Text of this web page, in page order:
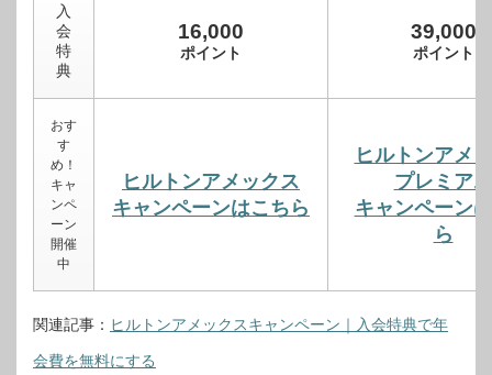
入
会
特
典
16,000
ポイント
39,000
ポイント
おす
す
め！
キャ
ンペ
ーン
開催
中
ヒルトンアメックス
キャンペーンはこちら
ヒルトンアメ
プレミアム
キャンペーン
ら
関連記事： ヒルトンアメックスキャンペーン｜入会特典で年
会費を無料にする